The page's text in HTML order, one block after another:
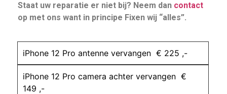
Staat uw reparatie er niet bij? Neem dan contact
op met ons want in principe Fixen wij “alles”.
iPhone 12 Pro antenne vervangen € 225 ,-
iPhone 12 Pro camera achter vervangen €
149 ,-